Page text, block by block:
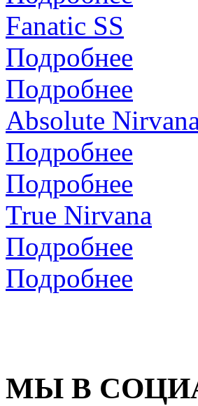
Fanatic SS
Подробнее
Подробнее
Absolute
Подробнее
Подробнее
True Nirvana
Подробнее
Подробнее
МЫ В